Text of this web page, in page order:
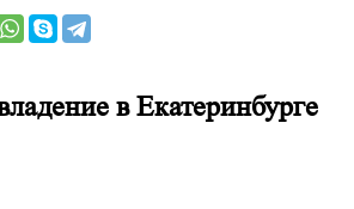
в Екатеринбурге